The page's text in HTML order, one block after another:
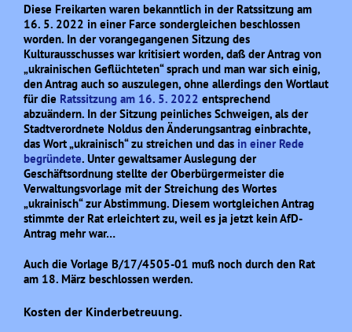
Diese Freikarten waren bekanntlich in der Ratssitzung am
16. 5. 2022 in einer Farce sondergleichen beschlossen
worden. In der vorangegangenen Sitzung des
Kulturausschusses war kritisiert worden, daß der Antrag von
„ukrainischen Geflüchteten“ sprach und man war sich einig,
den Antrag auch so auszulegen, ohne allerdings den Wortlaut
für die Ratssitzung am 16. 5. 2022 entsprechend
abzuändern. In der Sitzung peinliches Schweigen, als der
Stadtverordnete Noldus den Änderungsantrag einbrachte,
das Wort „ukrainisch“ zu streichen und das in einer Rede
begründete. Unter gewaltsamer Auslegung der
Geschäftsordnung stellte der Oberbürgermeister die
Verwaltungsvorlage mit der Streichung des Wortes
„ukrainisch“ zur Abstimmung. Diesem wortgleichen Antrag
stimmte der Rat erleichtert zu, weil es ja jetzt kein AfD-
Antrag mehr war…
Auch die Vorlage B/17/4505-01 muß noch durch den Rat
am 18. März beschlossen werden.
Kosten der Kinderbetreuung.